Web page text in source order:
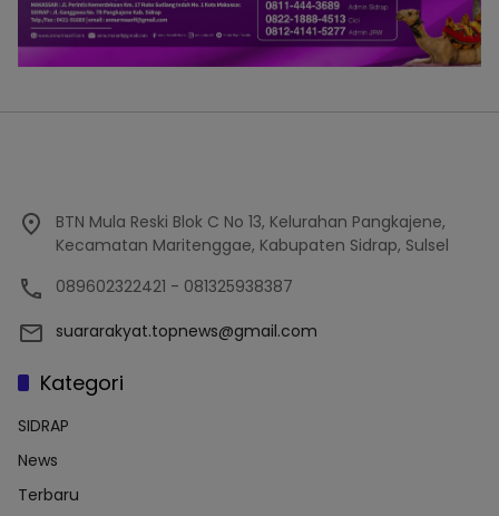
BTN Mula Reski Blok C No 13, Kelurahan Pangkajene,
Kecamatan Maritenggae, Kabupaten Sidrap, Sulsel
089602322421 - 081325938387
suararakyat.topnews@gmail.com
Kategori
SIDRAP
News
Terbaru